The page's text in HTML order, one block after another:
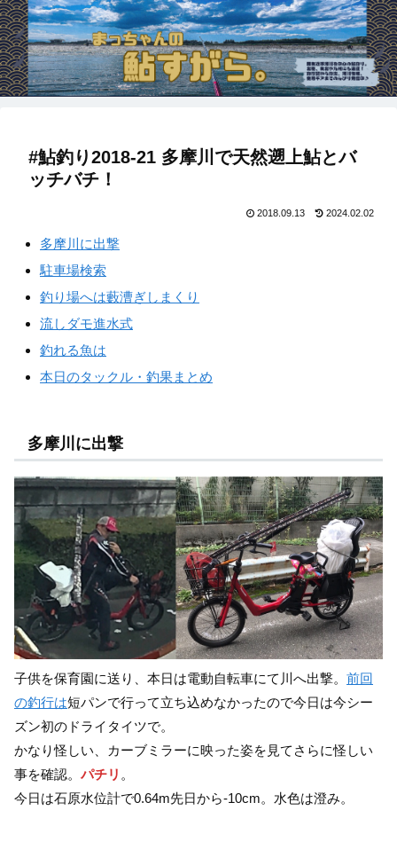
#鮎釣り2018-21 多摩川で天然遡上鮎とバ
ッチバチ！
2018.09.13 2024.02.02
多摩川に出撃
駐車場検索
釣り場へは藪漕ぎしまくり
流しダモ進水式
釣れる魚は
本日のタックル・釣果まとめ
多摩川に出撃
子供を保育園に送り、本日は電動自転車にて川へ出撃。 前回
の釣行は短パンで行って立ち込めなかったので今日は今シー
ズン初のドライタイツで。
かなり怪しい、カーブミラーに映った姿を見てさらに怪しい
事を確認。 パチリ 。
今日は石原水位計で0.64m先日から-10cm。水色は澄み。